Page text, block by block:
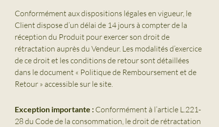
Conformément aux dispositions légales en vigueur, le
Client dispose d’un délai de 14 jours à compter de la
réception du Produit pour exercer son droit de
rétractation auprès du Vendeur. Les modalités d’exercice
de ce droit et les conditions de retour sont détaillées
dans le document « Politique de Remboursement et de
Retour » accessible sur le site.
Exception importante : Conformément à l’article L.221-
28 du Code de la consommation, le droit de rétractation